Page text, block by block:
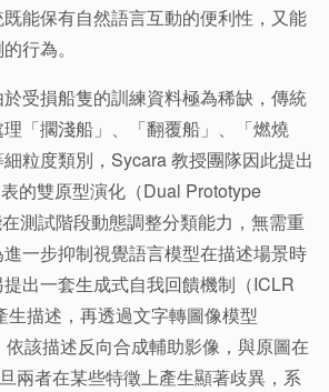
能保有自然語言互動的便利性，又能
行為。
受損船隻的訓練資料極為稀缺，傳統
「擱淺船」、「翻覆船」、「燃燒
粒度類別，Sycara 教授團隊因此提出
的雙原型演化（Dual Prototype
測試階段動態調整分類能力，無需重
一步抑制視覺語言模型在描述場景時
出一套生成式自我回饋機制（ICLR
生描述，再透過文字轉圖像模型
依該描述反向合成輔助影像，與原圖在
兩者在某些特徵上產生顯著歧異，系